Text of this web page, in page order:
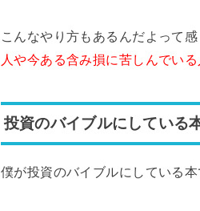
こんなやり方もあるんだよって
人や今ある含み損に苦しんでい
投資のバイブルにしている
僕が投資のバイブルにしている